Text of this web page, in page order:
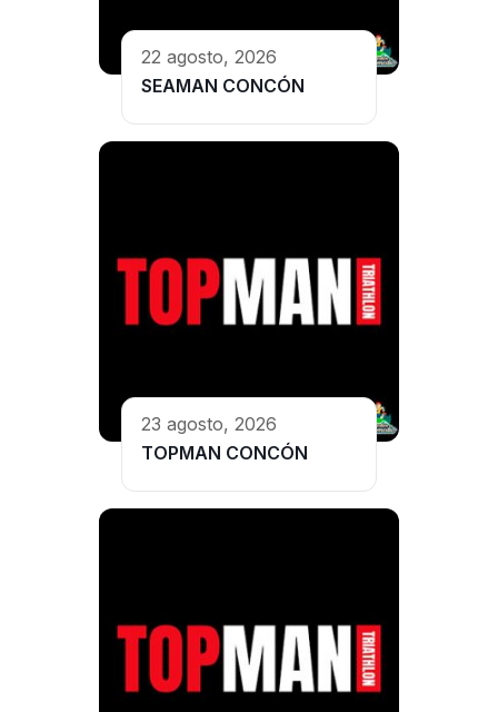
22 agosto, 2026
SEAMAN CONCÓN
23 agosto, 2026
TOPMAN CONCÓN